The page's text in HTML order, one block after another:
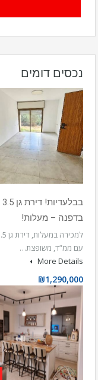
נכסים דומים
בדפנה – מעלות!
עם ממ”ד, משופצת…
More Details
₪1,290,000